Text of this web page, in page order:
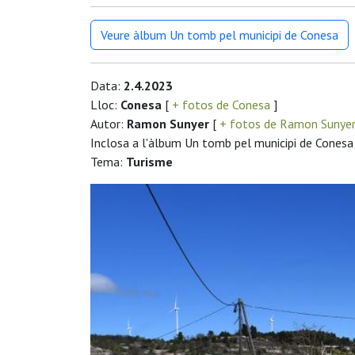
Veure àlbum Un tomb pel municipi de Conesa
Data: 2.4.2023
Lloc: Conesa [ + fotos de Conesa ]
Autor: Ramon Sunyer [ + fotos de Ramon
Inclosa a l'àlbum Un tomb pel municipi de Conesa
Tema: Turisme